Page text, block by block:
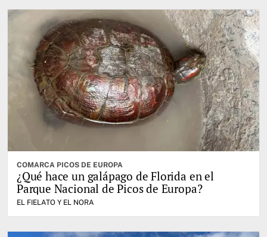
COMARCA PICOS DE EUROPA
¿Qué hace un galápago de Florida en el
Parque Nacional de Picos de Europa?
EL FIELATO Y EL NORA